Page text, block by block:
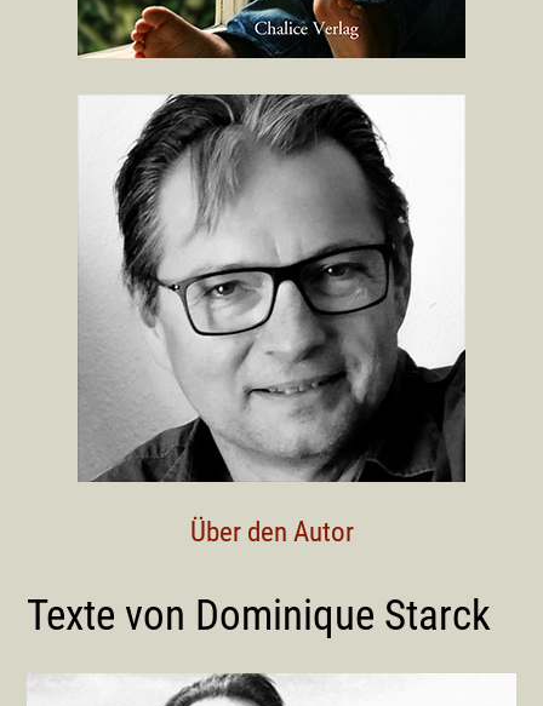
Über den Autor
Texte von Dominique Starck